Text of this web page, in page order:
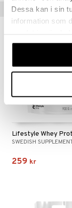
Dessa kan i sin
information som
våra cookies vid
SWEDISH
259 kr